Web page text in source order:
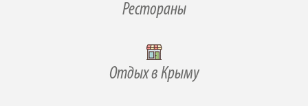
Рестораны
Отдых в Крыму